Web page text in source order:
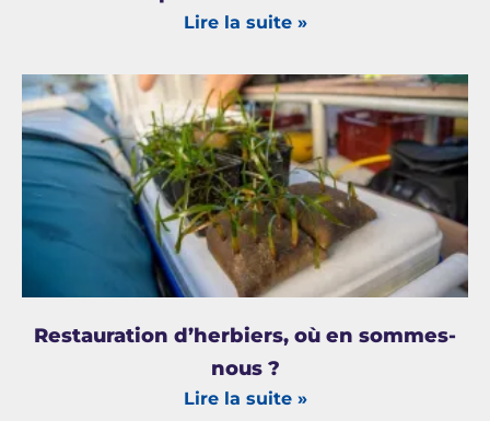
Lire la suite »
Restauration d’herbiers, où en sommes-
nous ?
Lire la suite »